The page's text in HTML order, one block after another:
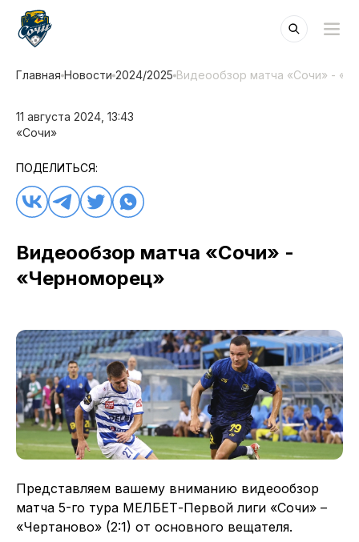
Главная Новости 2024/2025 Видеообзор матча «Сочи» -
11 августа 2024, 13:43
«Сочи»
ПОДЕЛИТЬСЯ:
Видеообзор матча «Сочи» -
«Черноморец»
Представляем вашему вниманию видеообзор
матча 5-го тура МЕЛБЕТ-Первой лиги «Сочи» –
«Чертаново» (2:1) от основного вещателя.